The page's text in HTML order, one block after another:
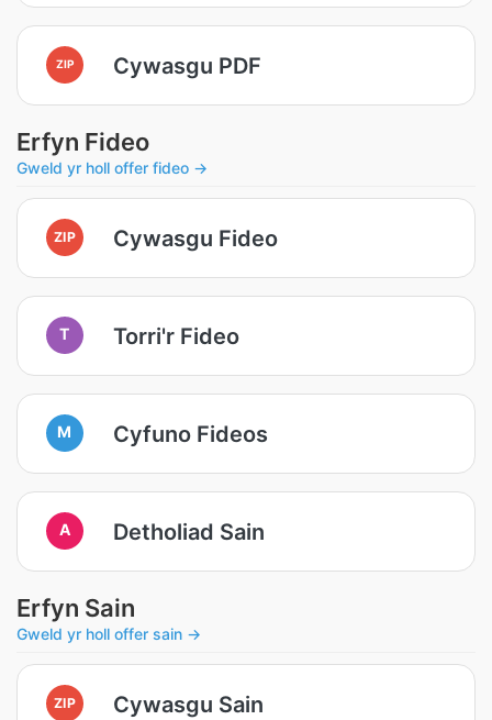
ZIP Cywasgu PDF
Erfyn Fideo
Gweld yr holl offer fideo →
ZIP Cywasgu Fideo
T Torri'r Fideo
M Cyfuno Fideos
A Detholiad Sain
Erfyn Sain
Gweld yr holl offer sain →
ZIP Cywasgu Sain